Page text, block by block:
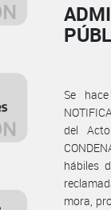
Se
del Acto
hábiles
mora,